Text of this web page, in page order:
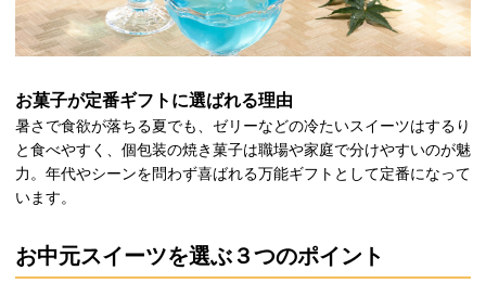
お菓子が定番ギフトに選ばれる理由
暑さで食欲が落ちる夏でも、ゼリーなどの冷たいスイーツはするり
と食べやすく、個包装の焼き菓子は職場や家庭で分けやすいのが魅
力。年代やシーンを問わず喜ばれる万能ギフトとして定番になって
います。
お中元スイーツを選ぶ３つのポイント